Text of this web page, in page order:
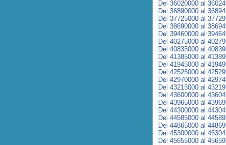
Del 36020000 al
Del 36890000 al
Del 37725000 al
Del 38690000 al
Del 39460000 al
Del 40275000 al
Del 40835000 al
Del 41385000 al
Del 41945000 al
Del 42525000 al
Del 42970000 al
Del 43215000 al
Del 43600000 al
Del 43965000 al
Del 44300000 al
Del 44585000 al
Del 44865000 al
Del 45300000 al
Del 45655000 al